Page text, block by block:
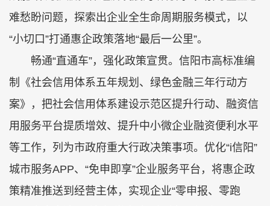
难愁盼问题，探索出企业全生命周期服务模式，以
“小切口”打通惠企政策落地“最后一公里”。
畅通“直通车”，强化政策宣贯。信阳市高标准编
制《社会信用体系五年规划、绿色金融三年行动方
案》，把社会信用体系建设示范区提升行动、融资信
用服务平台提质增效、提升中小微企业融资便利水平
等工作，列为市政府重大行政决策事项。优化“i信阳”
城市服务APP、“免申即享”企业服务平台，将惠企政
策精准推送到经营主体，实现企业“零申报、零跑